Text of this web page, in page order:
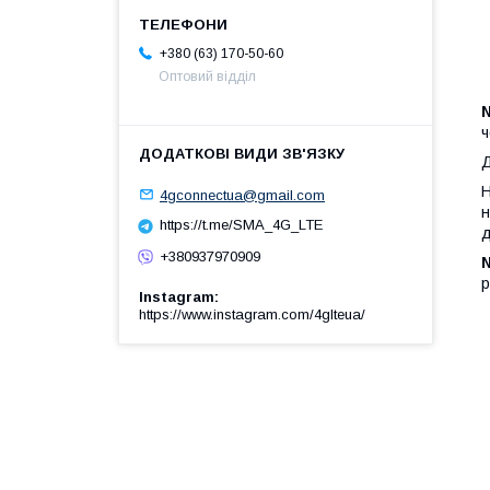
+380 (63) 170-50-60
Оптовий відділ
4gconnectua@gmail.com
https://t.me/SMA_4G_LTE
+380937970909
Instagram
https://www.instagram.com/4glteua/